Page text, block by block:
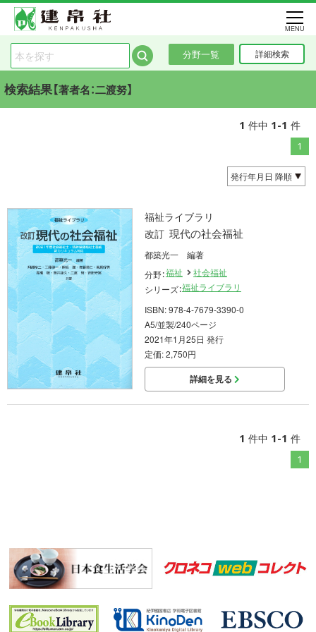
分野一覧 詳細検索
MENU
検索結果【著者名：二渡努】
1 件中 1-1 件
1
福祉ライブラリ
改訂 現代の社会福祉
都築光一 編著
分野：福祉
社会福祉
シリーズ：福祉ライブラリ
ISBN: 978-4-7679-3390-0
A5/並製/240ページ
2021年1月25日 発行
定価: 2,750円
詳細を見る
1 件中 1-1 件
1